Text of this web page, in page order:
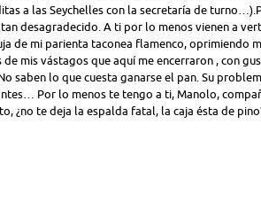
a las Seychelles con la secretaría de
desagradecido. A ti por lo menos vienen a
de mi parienta taconea flamenco, oprimiendo
de mis vástagos que aquí me encerraron , con
saben lo que cuesta ganarse el pan. Su
Por lo menos te tengo a ti, Manolo,
¿no te deja la espalda fatal, la caja ésta de